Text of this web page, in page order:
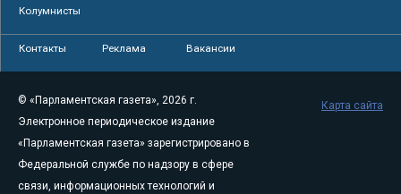
Колумнисты
Контакты Реклама Вакансии
© «Парламентская газета», 2026 г.
Электронное периодическое издание
«Парламентская газета» зарегистрировано в
Федеральной службе по надзору в сфере
связи, информационных технологий и
Карта сайта